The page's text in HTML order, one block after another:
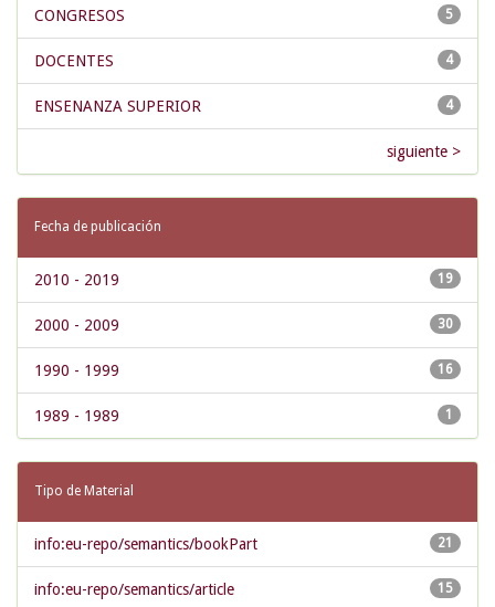
5
CONGRESOS
4
DOCENTES
4
ENSENANZA SUPERIOR
siguiente >
Fecha de publicación
19
2010 - 2019
30
2000 - 2009
16
1990 - 1999
1
1989 - 1989
Tipo de Material
21
info:eu-repo/semantics/bookPart
15
info:eu-repo/semantics/article